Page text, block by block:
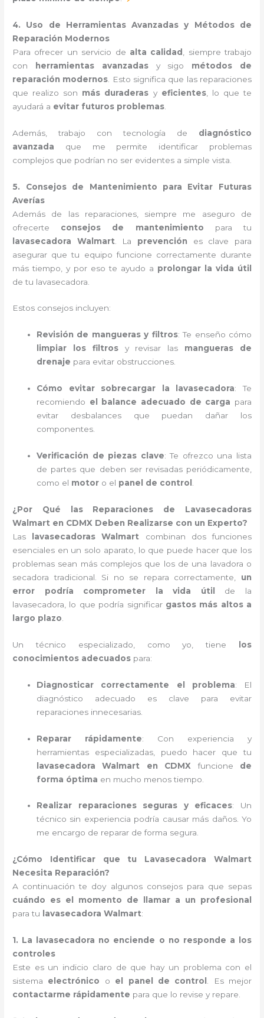
4. Uso de Herramientas Avanzadas y Métodos de
Reparación Modernos
Para ofrecer un servicio de alta calidad
, siempre trabajo
con
herramientas avanzadasy sigo métodos de
reparación modernos . Esto significa que las reparaciones
que realizo son más duraderas y eficientes, lo que te
ayudará a evitar futuros problemas
Además, trabajo con tecnología de diagnóstico
avanzada que me permite identificar problemas
complejos que podrían no ser evidentes a simple vista.
5. Consejos de Mantenimiento para Evitar Futuras
Averías
Además de las reparaciones, siempre me aseguro de
ofrecerte consejos de mantenimiento para tu
lavasecadora Walmart . La prevención es clave para
asegurar que tu equipo funcione correctamente durante
más tiempo, y por eso te ayudo a prolongar la vida útil
de tu lavasecadora.
Estos consejos incluyen:
Revisión de mangueras y filtros: Te enseño cómo
limpiar los filtrosy revisar las mangueras de
drenaje para evitar obstrucciones.
Cómo evitar sobrecargar la lavasecadora: Te
recomiendo el balance adecuado de carga para
evitar desbalances que puedan dañar los
componentes.
Verificación de piezas clave: Te ofrezco una lista
de partes que deben ser revisadas periódicamente,
como el motor o el panel de control
¿Por Qué las Reparaciones de Lavasecadoras
Walmart en CDMX Deben Realizarse con un Experto?
Las
lavasecadoras Walmart combinan dos funciones
esenciales en un solo aparato, lo que puede hacer que los
problemas sean más complejos que los de una lavadora o
secadora tradicional. Si no se repara correctamente, un
error podría comprometer la vida útil
de la
lavasecadora, lo que podría significar gastos más altos a
largo plazo
Un técnico especializado, como yo, tiene
los
conocimientos adecuados para:
Diagnosticar correctamente el problema: El
diagnóstico adecuado es clave para evitar
reparaciones innecesarias.
Reparar rápidamente: Con experiencia y
herramientas especializadas, puedo hacer que tu
lavasecadora Walmart en CDMX funcione de
forma óptima en mucho menos tiempo.
Realizar reparaciones seguras y eficaces: Un
técnico sin experiencia podría causar más daños. Yo
me encargo de reparar de forma segura.
¿Cómo Identificar que tu Lavasecadora Walmart
Necesita Reparación?
A continuación te doy algunos consejos para que sepas
cuándo es el momento de llamar a un profesional
para tu
lavasecadora Walmart:
1. La lavasecadora no enciende o no responde a los
controles
Este es un indicio claro de que hay un problema con el
sistema electrónico o el panel de control
. Es mejor
contactarme rápidamente para que lo revise y repare.